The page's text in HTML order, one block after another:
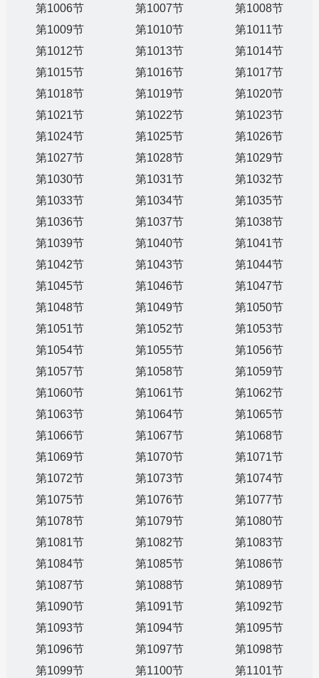
第1006节
第1007节
第1008节
第1009节
第1010节
第1011节
第1012节
第1013节
第1014节
第1015节
第1016节
第1017节
第1018节
第1019节
第1020节
第1021节
第1022节
第1023节
第1024节
第1025节
第1026节
第1027节
第1028节
第1029节
第1030节
第1031节
第1032节
第1033节
第1034节
第1035节
第1036节
第1037节
第1038节
第1039节
第1040节
第1041节
第1042节
第1043节
第1044节
第1045节
第1046节
第1047节
第1048节
第1049节
第1050节
第1051节
第1052节
第1053节
第1054节
第1055节
第1056节
第1057节
第1058节
第1059节
第1060节
第1061节
第1062节
第1063节
第1064节
第1065节
第1066节
第1067节
第1068节
第1069节
第1070节
第1071节
第1072节
第1073节
第1074节
第1075节
第1076节
第1077节
第1078节
第1079节
第1080节
第1081节
第1082节
第1083节
第1084节
第1085节
第1086节
第1087节
第1088节
第1089节
第1090节
第1091节
第1092节
第1093节
第1094节
第1095节
第1096节
第1097节
第1098节
第1099节
第1100节 第1101节